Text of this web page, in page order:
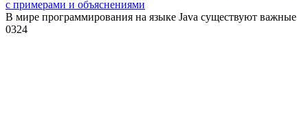
с примерами и объяснениями
В мире программирования на языке Java существуют важные
0324